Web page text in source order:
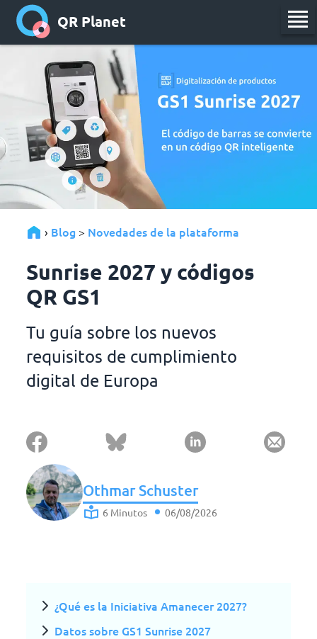
QR Planet
› Blog > Novedades de la plataforma
Sunrise 2027 y códigos
QR GS1
Tu guía sobre los nuevos
requisitos de cumplimiento
digital de Europa
Othmar Schuster
6 Minutos 06/08/2026
¿Qué es la Iniciativa Amanecer 2027?
Datos sobre GS1 Sunrise 2027